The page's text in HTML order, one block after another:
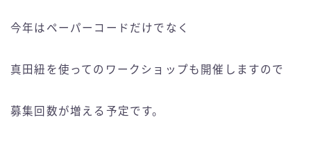
今年はペーパーコードだけでなく
真田紐を使ってのワークショップも開催しますので
募集回数が増える予定です。